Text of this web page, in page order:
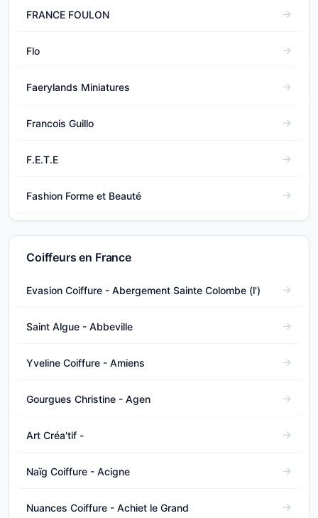
FRANCE FOULON
Flo
Faerylands Miniatures
Francois Guillo
F.E.T.E
Fashion Forme et Beauté
Coiffeurs en France
Evasion Coiffure - Abergement Sainte Colombe (l')
Saint Algue - Abbeville
Yveline Coiffure - Amiens
Gourgues Christine - Agen
Art Créa'tif -
Naïg Coiffure - Acigne
Nuances Coiffure - Achiet le Grand